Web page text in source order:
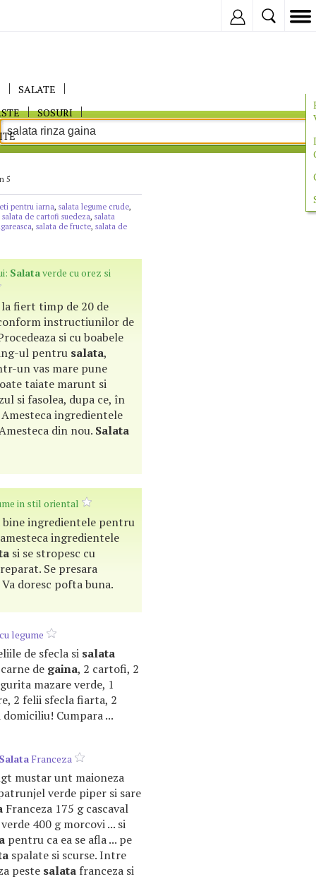
SALATE
SOSURI
5
pentru iarna, salata legume crude,
salata de cartofi suedeza, salata
, salata de fructe, salata de
Salataverde cu orez si
fiert timp de 20 de
instructiunilor de
si cu boabele
ul pentru salata,
un vas mare pune
taiate marunt si
si fasolea, dupa ce, în
ingredientele
din nou. Salata
in stil oriental
bine ingredientele pentru
ingredientele
si se stropesc cu
Se presara
doresc pofta buna.
legume
de sfecla si salata
de gaina, 2 cartofi, 2
mazare verde, 1
2 felii sfecla fiarta, 2
Cumpara ...
Franceza
mustar unt maioneza
verde piper si sare
Franceza 175 g cascaval
400 g morcovi ... si
pentru ca ea se afla ... pe
spalate si scurse. Intre
peste salata franceza si